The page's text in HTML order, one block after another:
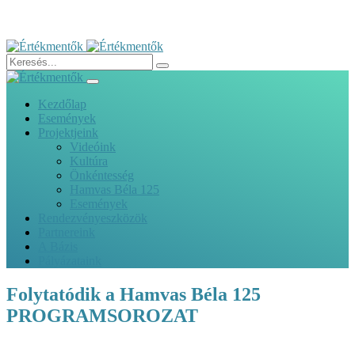
Kezdőlap
Események
Projektjeink
Videóink
Kultúra
Önkéntesség
Hamvas Béla 125
Események
Rendezvényeszközök
Folytatódik a Hamvas Béla 125
PROGRAMSOROZAT